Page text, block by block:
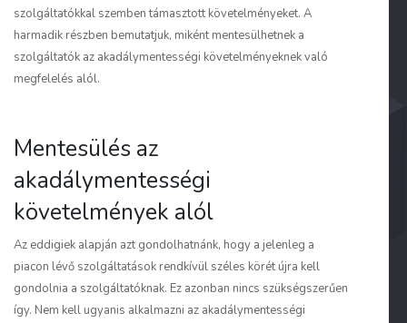
szolgáltatókkal szemben támasztott követelményeket. A
harmadik részben bemutatjuk, miként mentesülhetnek a
szolgáltatók az akadálymentességi követelményeknek való
megfelelés alól.
Mentesülés az
akadálymentességi
követelmények alól
Az eddigiek alapján azt gondolhatnánk, hogy a jelenleg a
piacon lévő szolgáltatások rendkívül széles körét újra kell
gondolnia a szolgáltatóknak. Ez azonban nincs szükségszerűen
így. Nem kell ugyanis alkalmazni az akadálymentességi